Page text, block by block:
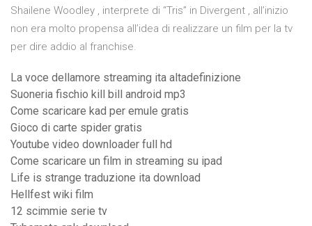
Shailene Woodley , interprete di “Tris” in Divergent , all’inizio
non era molto propensa all’idea di realizzare un film per la tv
per dire addio al franchise.
La voce dellamore streaming ita altadefinizione
Suoneria fischio kill bill android mp3
Come scaricare kad per emule gratis
Gioco di carte spider gratis
Youtube video downloader full hd
Come scaricare un film in streaming su ipad
Life is strange traduzione ita download
Hellfest wiki film
12 scimmie serie tv